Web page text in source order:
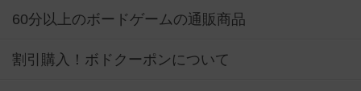
60分以上のボードゲームの通販商品
割引購入！ボドクーポンについて